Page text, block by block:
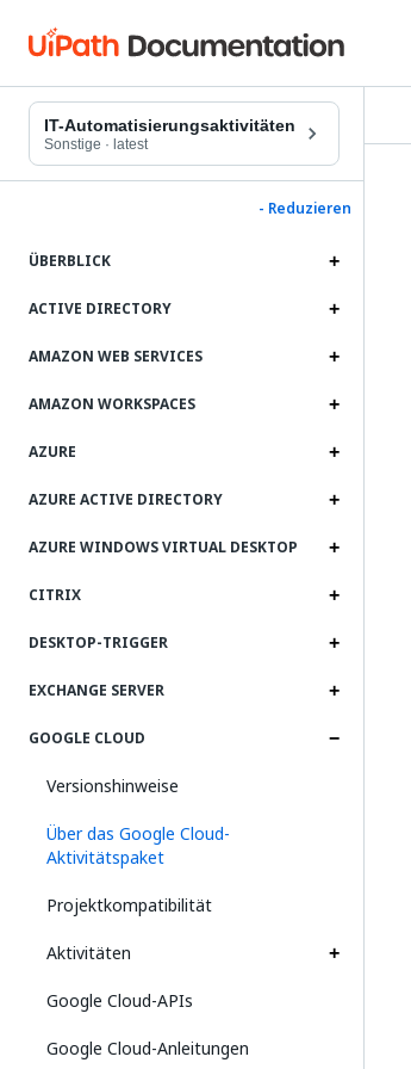
IT-Automatisierungsaktivitäten
Sonstige · latest
- Reduzieren
ÜBERBLICK
ACTIVE DIRECTORY
AMAZON WEB SERVICES
AMAZON WORKSPACES
AZURE
AZURE ACTIVE DIRECTORY
AZURE WINDOWS VIRTUAL DESKTOP
CITRIX
DESKTOP-TRIGGER
EXCHANGE SERVER
GOOGLE CLOUD
Versionshinweise
Über das Google Cloud-
Aktivitätspaket
Projektkompatibilität
Aktivitäten
Google Cloud-APIs
Google Cloud-Anleitungen